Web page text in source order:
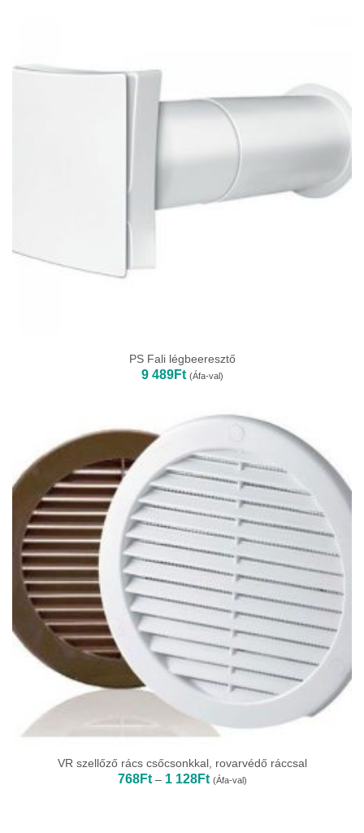
PS Fali légbeeresztő
9 489Ft (Áfa-val)
VR szellőző rács csőcsonkkal, rovarvédő ráccsal
768Ft – 1 128FtÁrtartomány:
768Ft
(Áfa-val)